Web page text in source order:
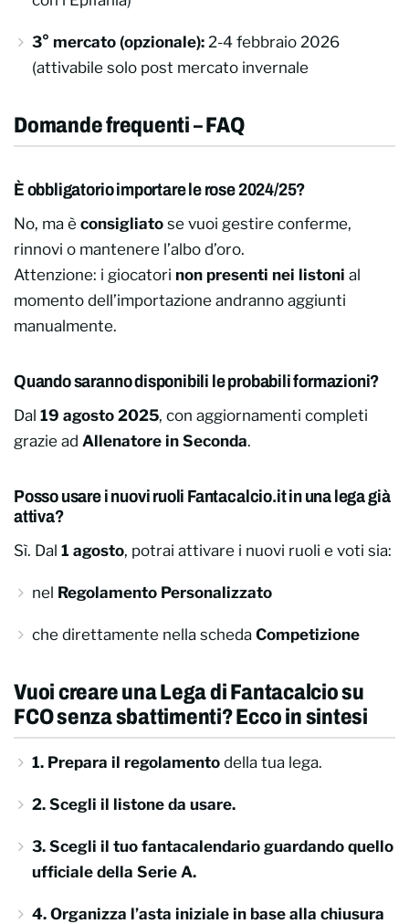
3° mercato (opzionale): 2-4 febbraio 2026
(attivabile solo post mercato invernale
Domande frequenti – FAQ
È obbligatorio importare le rose 2024/25?
No, ma è consigliato se vuoi gestire conferme,
rinnovi o mantenere l’albo d’oro.
Attenzione: i giocatori non presenti nei listoni al
momento dell’importazione andranno aggiunti
manualmente.
Quando saranno disponibili le probabili formazioni?
Dal 19 agosto 2025, con aggiornamenti completi
grazie ad Allenatore in Seconda.
Posso usare i nuovi ruoli Fantacalcio.it in una lega già
attiva?
Sì. Dal 1 agosto, potrai attivare i nuovi ruoli e voti sia:
nel Regolamento Personalizzato
che direttamente nella scheda Competizione
Vuoi creare una Lega di Fantacalcio su
FCO senza sbattimenti? Ecco in sintesi
1. Prepara il regolamento della tua lega.
2. Scegli il listone da usare.
3. Scegli il tuo fantacalendario guardando quello
ufficiale della Serie A.
4. Organizza l’asta iniziale in base alla chiusura